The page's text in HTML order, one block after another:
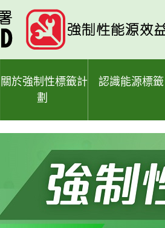
關於強制性標籤計
劃
認識能源標籤